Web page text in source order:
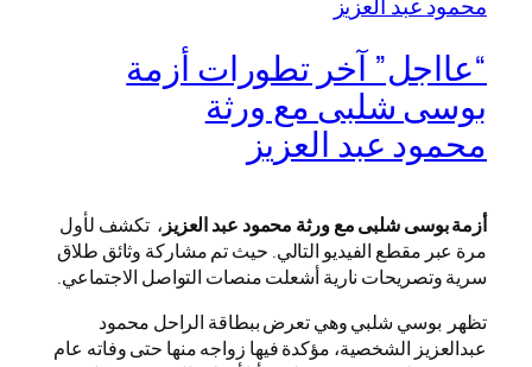
“عااجل” آخر تطورات أزمة
بوسى شلبى مع ورثة
محمود عبد العزيز
أزمة بوسى شلبى مع ورثة محمود عبد العزيز ، تكشف لأول
مرة عبر مقطع الفيديو التالي. حيث تم مشاركة وثائق طلاق
سرية وتصريحات نارية أشعلت منصات التواصل الاجتماعي.
تظهر بوسي شلبي وهي تعرض ببطاقة الراحل محمود
عبدالعزيز الشخصية، مؤكدة فيها زواجه منها حتى وفاته عام